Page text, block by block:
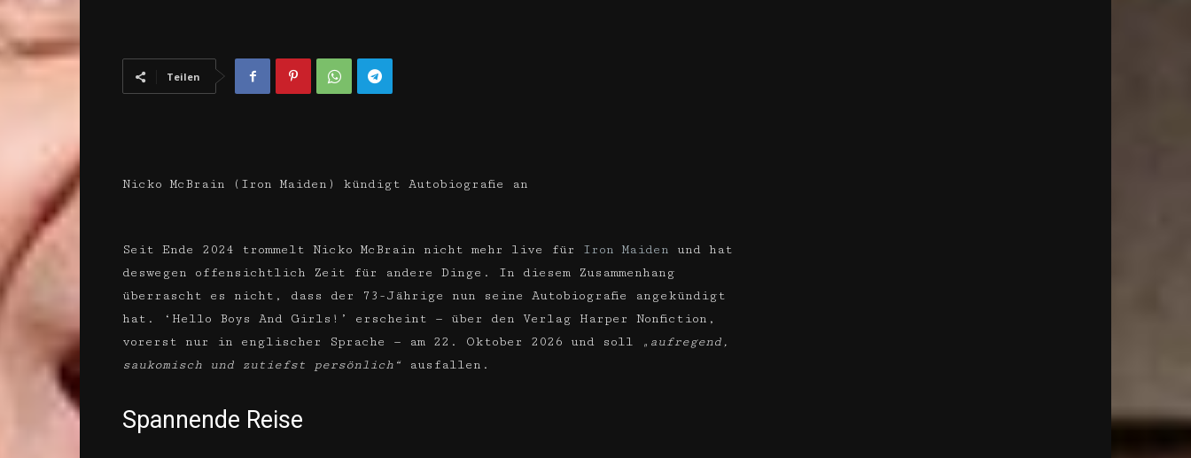
Teilen
Nicko McBrain (Iron Maiden) kündigt Autobiografie an
Seit Ende 2024 trommelt Nicko McBrain nicht mehr live für Iron Maiden und hat
deswegen offensichtlich Zeit für andere Dinge. In diesem Zusammenhang
überrascht es nicht, dass der 73-Jährige nun seine Autobiografie angekündigt
hat. ‘Hello Boys And Girls!’ erscheint — über den Verlag Harper Nonfiction,
vorerst nur in englischer Sprache — am 22. Oktober 2026 und soll
„aufregend,
saukomisch und zutiefst persönlich“ ausfallen.
Spannende Reise